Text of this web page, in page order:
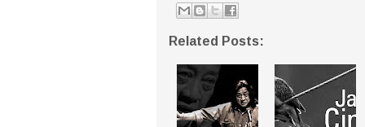
Related Posts: